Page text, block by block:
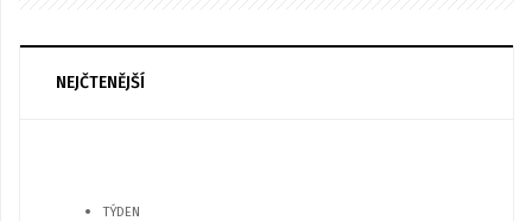
NEJČTENĚJŠÍ
TÝDEN